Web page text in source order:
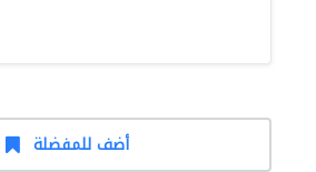
أضف للمفضلة